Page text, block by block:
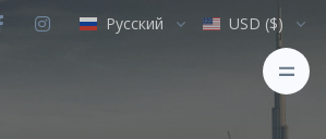
Русский USD ($)